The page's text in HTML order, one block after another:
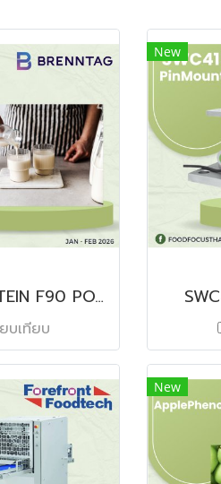
YEAST PROTEIN F90 POWDER
บเทียบ
New
New